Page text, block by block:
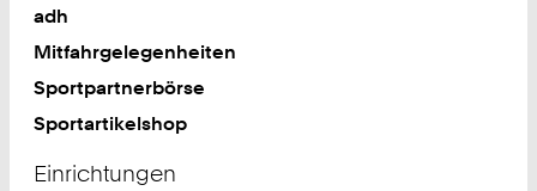
adh
Mitfahrgelegenheiten
Sportpartnerbörse
Sportartikelshop
Einrichtungen